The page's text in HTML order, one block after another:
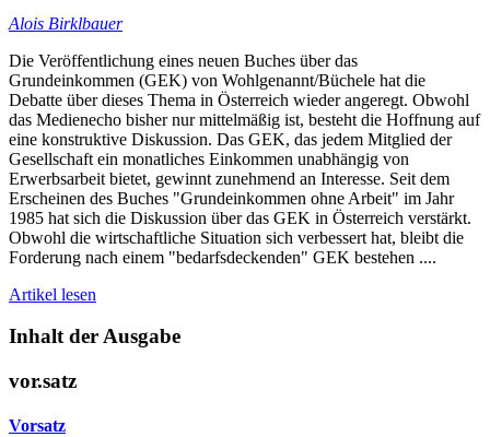
Alois Birklbauer
Die Veröffentlichung eines neuen Buches über das
Grundeinkommen (GEK) von Wohlgenannt/Büchele hat die
Debatte über dieses Thema in Österreich wieder angeregt. Obwohl
das Medienecho bisher nur mittelmäßig ist, besteht die Hoffnung auf
eine konstruktive Diskussion. Das GEK, das jedem Mitglied der
Gesellschaft ein monatliches Einkommen unabhängig von
Erwerbsarbeit bietet, gewinnt zunehmend an Interesse. Seit dem
Erscheinen des Buches "Grundeinkommen ohne Arbeit" im Jahr
1985 hat sich die Diskussion über das GEK in Österreich verstärkt.
Obwohl die wirtschaftliche Situation sich verbessert hat, bleibt die
Forderung nach einem "bedarfsdeckenden" GEK bestehen ....
Artikel lesen
Inhalt der Ausgabe
vor.satz
Vorsatz